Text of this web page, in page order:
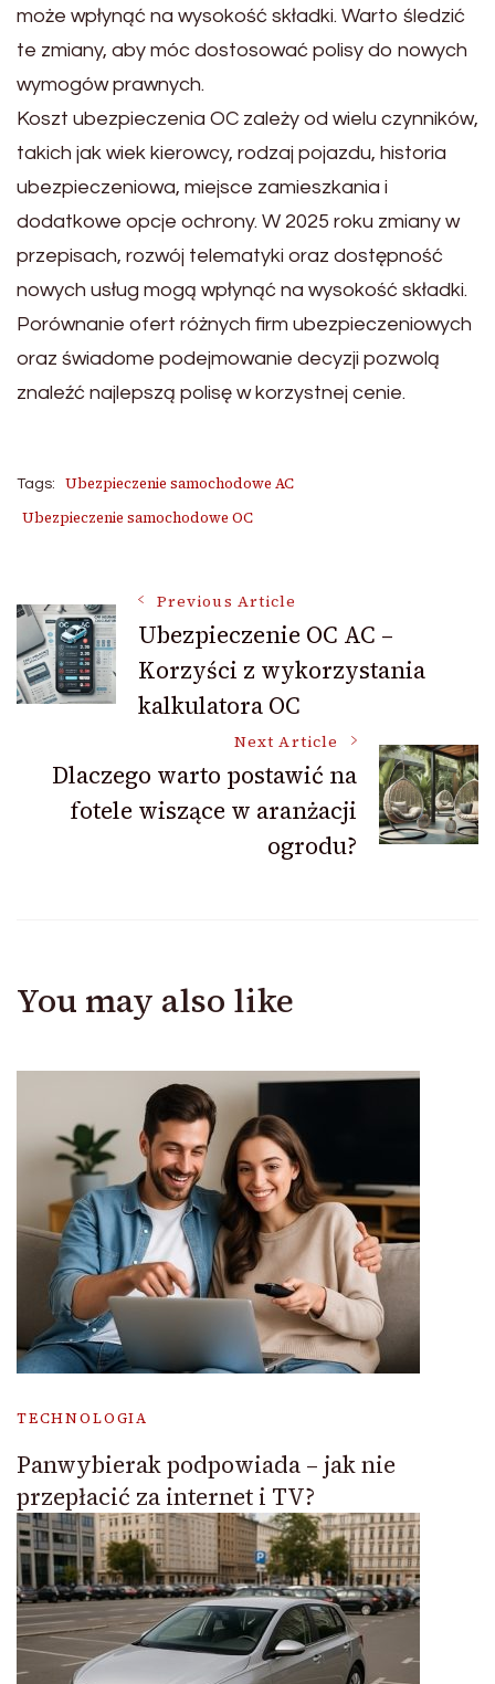
może wpłynąć na wysokość składki. Warto śledzić
te zmiany, aby móc dostosować polisy do nowych
wymogów prawnych.
Koszt ubezpieczenia OC zależy od wielu czynników,
takich jak wiek kierowcy, rodzaj pojazdu, historia
ubezpieczeniowa, miejsce zamieszkania i
dodatkowe opcje ochrony. W 2025 roku zmiany w
przepisach, rozwój telematyki oraz dostępność
nowych usług mogą wpłynąć na wysokość składki.
Porównanie ofert różnych firm ubezpieczeniowych
oraz świadome podejmowanie decyzji pozwolą
znaleźć najlepszą polisę w korzystnej cenie.
Tags:
Ubezpieczenie samochodowe AC
Ubezpieczenie samochodowe OC
Post
Navigation
Previous Article
Ubezpieczenie OC AC –
Korzyści z wykorzystania
kalkulatora OC
Next Article
Dlaczego warto postawić na
fotele wiszące w aranżacji
ogrodu?
You may also like
TECHNOLOGIA
Panwybierak podpowiada – jak nie
przepłacić za internet i TV?